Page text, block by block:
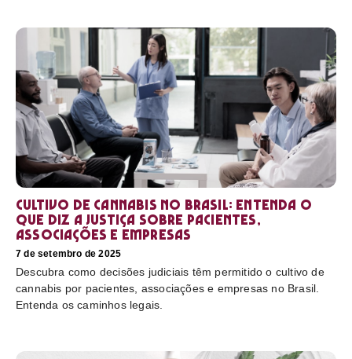
Cultivo de cannabis no Brasil: entenda o
que diz a Justiça sobre pacientes,
associações e empresas
7 de setembro de 2025
Descubra como decisões judiciais têm permitido o cultivo de
cannabis por pacientes, associações e empresas no Brasil.
Entenda os caminhos legais.